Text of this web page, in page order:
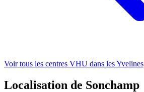
Voir tous les centres VHU dans les Yvelines
Localisation de Sonchamp